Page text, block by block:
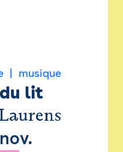
musique
lit